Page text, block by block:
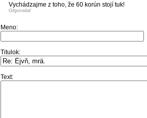
Vychádzajme z toho, že 60 korún stojí tuk!
Odpovedať
Meno:
Titulok:
Text: